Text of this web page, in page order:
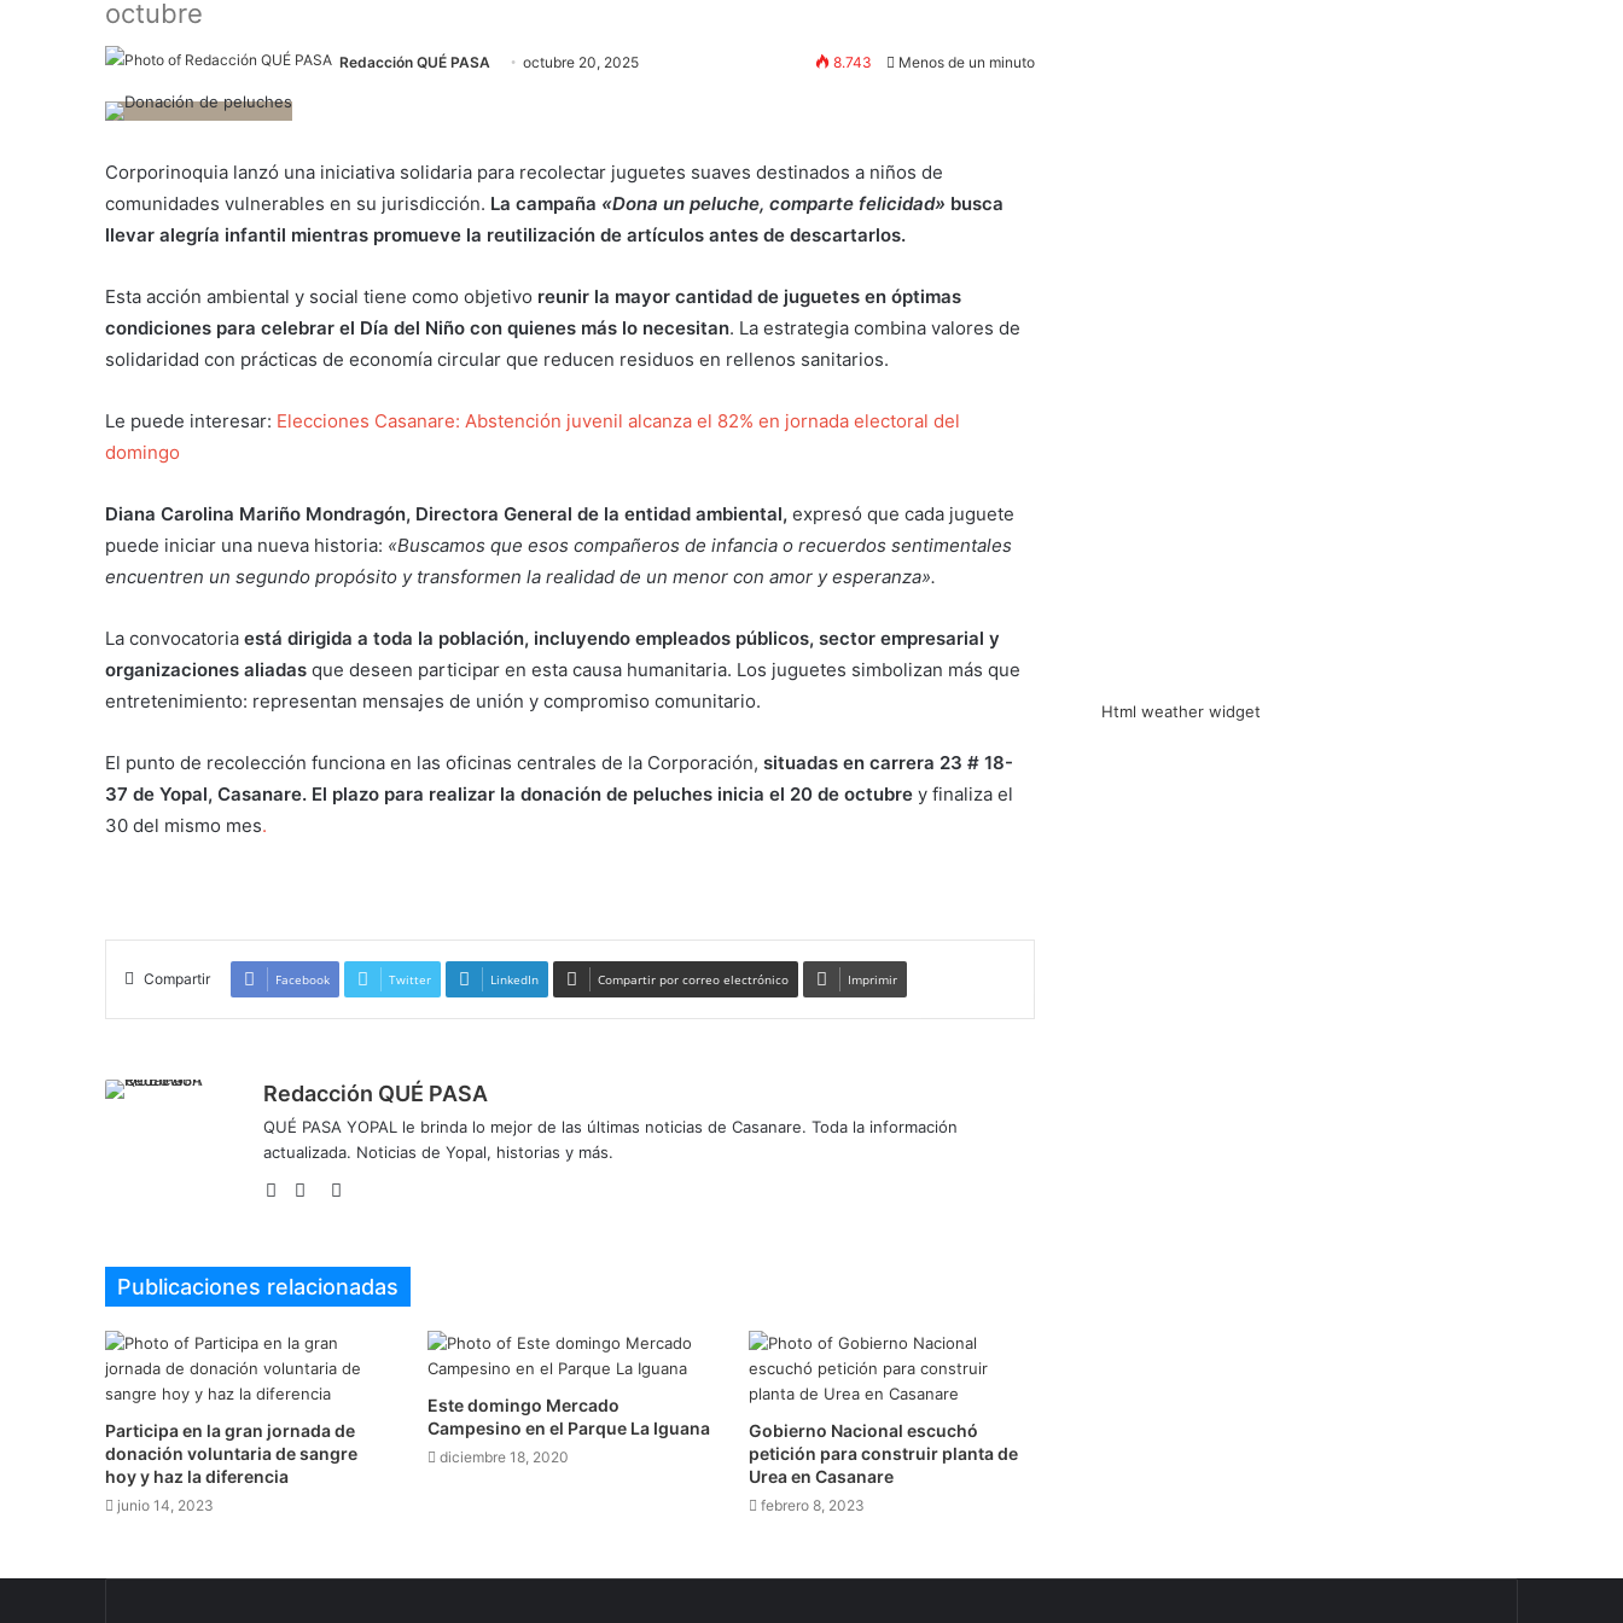
octubre
Redacción QUÉ PASA octubre 20, 2025 8.743 Menos de un minuto
Corporinoquia lanzó una iniciativa solidaria para recolectar juguetes suaves destinados a niños de
comunidades vulnerables en su jurisdicción. La campaña «Dona un peluche, comparte felicidad» busca
llevar alegría infantil mientras promueve la reutilización de artículos antes de descartarlos.
Esta acción ambiental y social tiene como objetivo reunir la mayor cantidad de juguetes en óptimas
condiciones para celebrar el Día del Niño con quienes más lo necesitan. La estrategia combina valores de
solidaridad con prácticas de economía circular que reducen residuos en rellenos sanitarios.
Le puede interesar: Elecciones Casanare: Abstención juvenil alcanza el 82% en jornada electoral del
domingo
Diana Carolina Mariño Mondragón, Directora General de la entidad ambiental, expresó que cada juguete
puede iniciar una nueva historia: «Buscamos que esos compañeros de infancia o recuerdos sentimentales
encuentren un segundo propósito y transformen la realidad de un menor con amor y esperanza».
La convocatoria está dirigida a toda la población, incluyendo empleados públicos, sector empresarial y
organizaciones aliadas que deseen participar en esta causa humanitaria. Los juguetes simbolizan más que
entretenimiento: representan mensajes de unión y compromiso comunitario.
El punto de recolección funciona en las oficinas centrales de la Corporación, situadas en carrera 23 # 18-
37 de Yopal, Casanare. El plazo para realizar la donación de peluches inicia el 20 de octubre y finaliza el
30 del mismo mes.
Compartir Facebook Twitter LinkedIn Compartir por correo electrónico Imprimir
Redacción QUÉ PASA
QUÉ PASA YOPAL le brinda lo mejor de las últimas noticias de Casanare. Toda la información
actualizada. Noticias de Yopal, historias y más.
Sitio Facebook
Twitter
Publicaciones relacionadas
Participa en la gran jornada de
donación voluntaria de sangre
hoy y haz la diferencia
junio 14, 2023
Este domingo Mercado
Campesino en el Parque La Iguana
diciembre 18, 2020
Gobierno Nacional escuchó
petición para construir planta de
Urea en Casanare
febrero 8, 2023
Html weather widget